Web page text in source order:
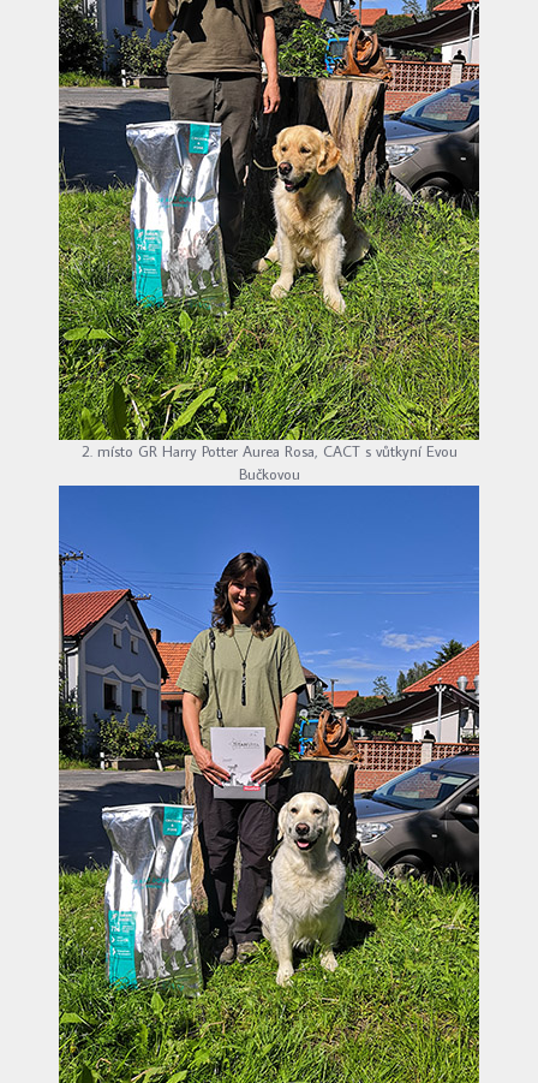
2. místo GR Harry Potter Aurea Rosa, CACT s vůtkyní Evou
Bučkovou